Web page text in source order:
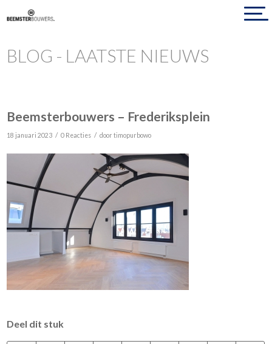
BLOG - LAATSTE NIEUWS
Beemsterbouwers – Frederiksplein
18 januari 2023 / 0 Reacties / doortimopurbowo
Deel dit stuk